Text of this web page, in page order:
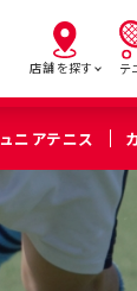
店舗を探す
北砂
（江東
テ
ニアテニス